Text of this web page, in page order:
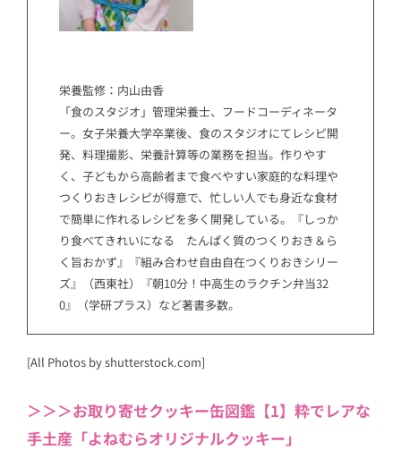
栄養監修：内山由香
「食のスタジオ」管理栄養士、フードコーディネータ
ー。女子栄養大学卒業後、食のスタジオにてレシピ開
発、料理撮影、栄養計算等の業務を担当。作りやす
く、子どもから高齢者まで食べやすい家庭的な料理や
つくりおきレシピが得意で、忙しい人でも身近な食材
で簡単に作れるレシピを多く開発している。『しっか
り食べてきれいになる たんぱく質のつくりおき＆ら
く旨おかず』『組み合わせ自由自在つくりおきシリー
ズ』（西東社）『朝10分！中高生のラクチン弁当32
0』（学研プラス）など著書多数。
[All Photos by shutterstock.com]
＞＞＞お取り寄せクッキー缶図鑑【1】粋でレアな
手土産「よねむらオリジナルクッキー」